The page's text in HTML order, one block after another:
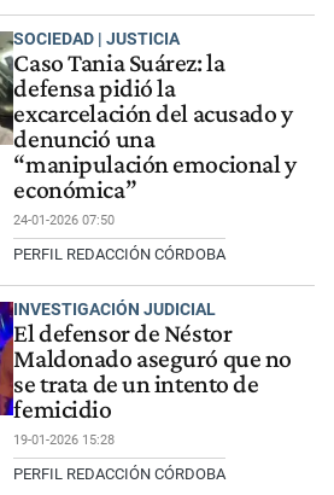
SOCIEDAD | JUSTICIA
Caso Tania Suárez: la
defensa pidió la
excarcelación del acusado y
denunció una
“manipulación emocional y
económica”
24-01-2026 07:50
PERFIL REDACCIÓN CÓRDOBA
INVESTIGACIÓN JUDICIAL
El defensor de Néstor
Maldonado aseguró que no
se trata de un intento de
femicidio
19-01-2026 15:28
PERFIL REDACCIÓN CÓRDOBA